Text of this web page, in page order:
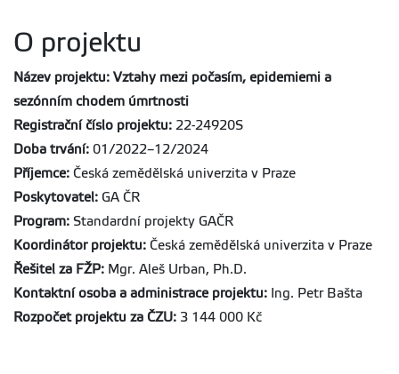
O projektu
Název projektu: Vztahy mezi počasím, epidemiemi a
sezónním chodem úmrtnosti
Registrační číslo projektu: 22-24920S
Doba trvání: 01/2022–12/2024
Příjemce: Česká zemědělská univerzita v Praze
Poskytovatel: GA ČR
Program: Standardní projekty GAČR
Koordinátor projektu: Česká zemědělská univerzita v Praze
Řešitel za FŽP: Mgr. Aleš Urban, Ph.D.
Kontaktní osoba a administrace projektu: Ing. Petr Bašta
Rozpočet projektu za ČZU: 3 144 000 Kč